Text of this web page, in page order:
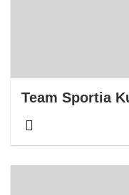
Team Sportia